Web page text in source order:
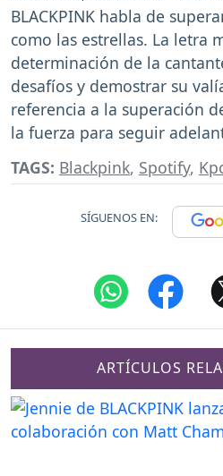
BLACKPINK habla de
como las estrellas. La letra
determinación de la
desafíos y demostrar su
referencia a la superación
la fuerza para seguir
TAGS: Blackpink, Spotify,
SÍGUENOS EN:
ARTÍCULOS